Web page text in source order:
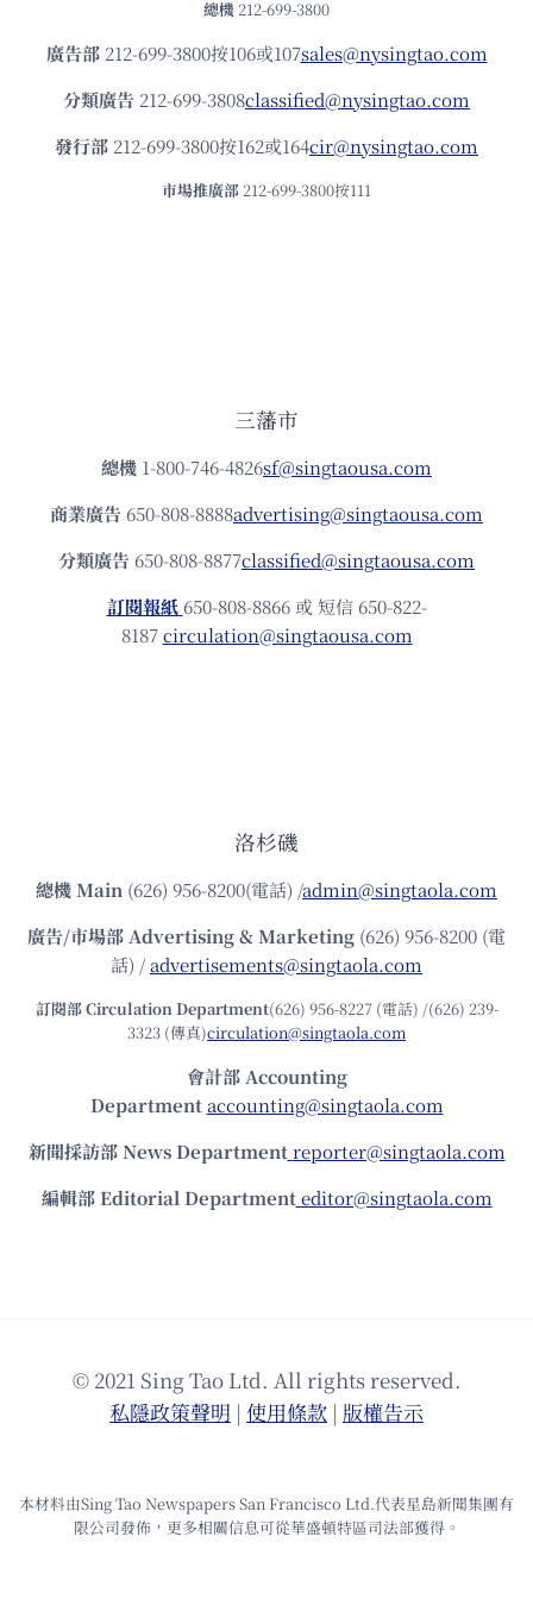
總機 212-699-3800
廣告部212-699-3800按106或107sales@nysingtao.com
分類廣告 212-699-3808classified@nysingtao.com
發⾏部 212-699-3800按162或164cir@nysingtao.com
市場推廣部 212-699-3800按111
三藩市
總機 1-800-746-4826sf@singtaousa.com
商業廣告 650-808-8888advertising@singtaousa.com
分類廣告 650-808-8877classified@singtaousa.com
訂閱報紙 650-808-8866 或 短信 650-822-
8187circulation@singtaousa.com
洛杉磯
總機Main (626) 956-8200(電話) /admin@singtaola.com
廣告/市場部Advertising & Marketing (626) 956-8200 (電
話) /advertisements@singtaola.com
訂閱部 Circulation Department(626) 956-8227 (電話) /(626) 239-
3323 (傳真)circulation@singtaola.com
會計部 Accounting
Department accounting@singtaola.com
新聞採訪部 News Department reporter@singtaola.com
編輯部 Editorial Department editor@singtaola.com
© 2021 Sing Tao Ltd. All rights reserved.
私隱政策聲明 | 使⽤條款 | 版權告⽰
本材料由Sing Tao Newspapers San Francisco Ltd.代表星島新聞集團有
限公司發佈，更多相關信息可從華盛頓特區司法部獲得。